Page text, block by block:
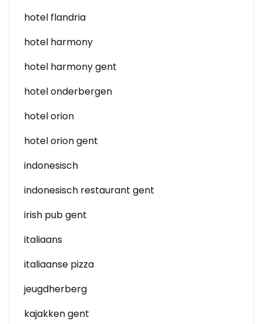
hotel flandria
hotel harmony
hotel harmony gent
hotel onderbergen
hotel orion
hotel orion gent
indonesisch
indonesisch restaurant gent
irish pub gent
italiaans
italiaanse pizza
jeugdherberg
kajakken gent